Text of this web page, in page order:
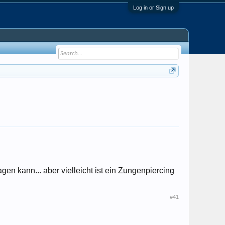
Log in or Sign up
kann... aber vielleicht ist ein Zungenpiercing
#41